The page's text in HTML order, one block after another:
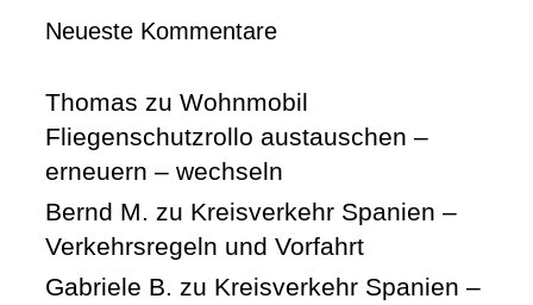
Neueste Kommentare
Thomas zu Wohnmobil
Fliegenschutzrollo austauschen –
erneuern – wechseln
Bernd M. zu Kreisverkehr Spanien –
Verkehrsregeln und Vorfahrt
Gabriele B. zu Kreisverkehr Spanien –